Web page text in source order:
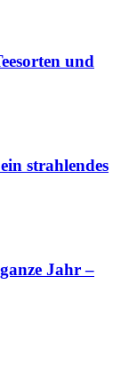
und
strahlendes
Jahr –